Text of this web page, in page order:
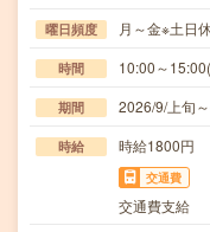
曜日頻度 月～金※土日
時間 10:00～
期間 2026/9/上旬
時給 時給1800円
交通費
交通費支給